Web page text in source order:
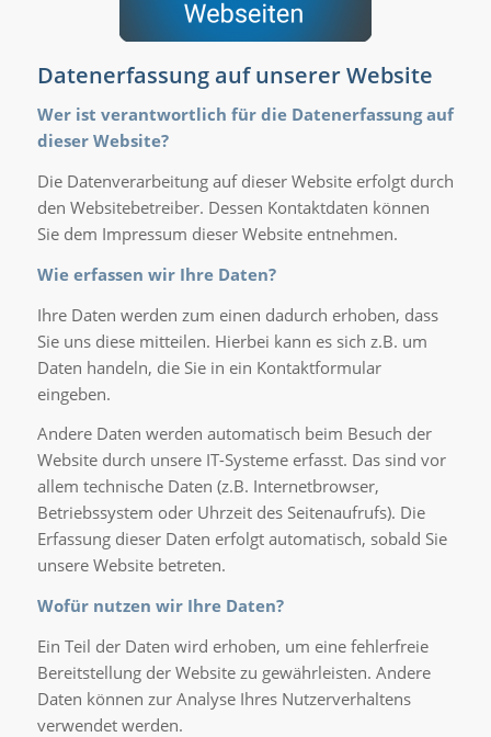
Datenerfassung auf unserer Website
Wer ist verantwortlich für die Datenerfassung auf
dieser Website?
Die Datenverarbeitung auf dieser Website erfolgt durch
den Websitebetreiber. Dessen Kontaktdaten können
Sie dem Impressum dieser Website entnehmen.
Wie erfassen wir Ihre Daten?
Ihre Daten werden zum einen dadurch erhoben, dass
Sie uns diese mitteilen. Hierbei kann es sich z.B. um
Daten handeln, die Sie in ein Kontaktformular
eingeben.
Andere Daten werden automatisch beim Besuch der
Website durch unsere IT-Systeme erfasst. Das sind vor
allem technische Daten (z.B. Internetbrowser,
Betriebssystem oder Uhrzeit des Seitenaufrufs). Die
Erfassung dieser Daten erfolgt automatisch, sobald Sie
unsere Website betreten.
Wofür nutzen wir Ihre Daten?
Ein Teil der Daten wird erhoben, um eine fehlerfreie
Bereitstellung der Website zu gewährleisten. Andere
Daten können zur Analyse Ihres Nutzerverhaltens
verwendet werden.